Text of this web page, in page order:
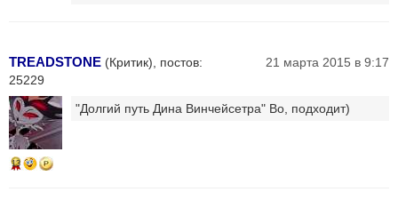
TREADSTONE (Критик), постов:
25229
21 марта 2015 в 9:17
13
"Долгий путь Дина Винчейсетра" Во, подходит)